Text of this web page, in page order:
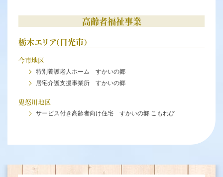
高齢者福祉事業
栃木エリア（日光市）
今市地区
特別養護老人ホーム すかいの郷
居宅介護支援事業所 すかいの郷
鬼怒川地区
サービス付き高齢者向け住宅 すかいの郷 こもれび